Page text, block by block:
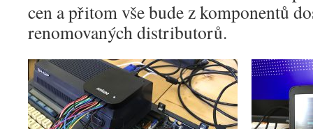
cen a přitom vše bude z komponentů
renomovaných distributorů.